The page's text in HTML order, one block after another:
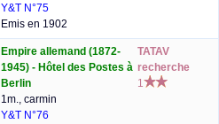
Y&T N°75
Emis en 1902
Empire allemand (1872-
1945) - Hôtel des Postes à
Berlin
1m., carmin
Y&T N°76
TATAV
recherche
1